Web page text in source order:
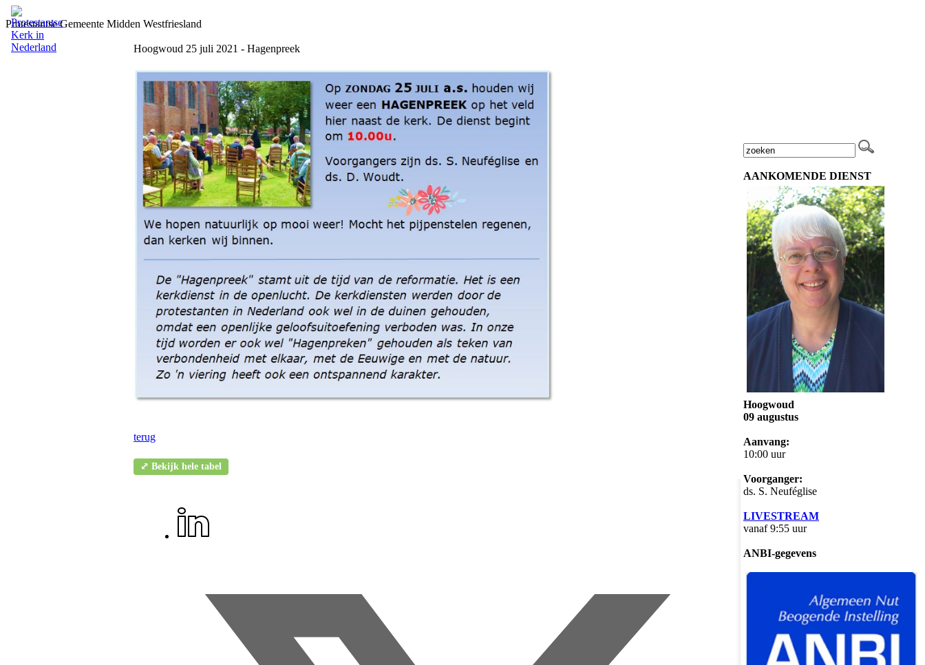
Protestantse Gemeente Midden Westfriesland
Hoogwoud 25 juli 2021 - Hagenpreek
terug
⤢ Bekijk hele tabel
AANKOMENDE DIENST
Hoogwoud
09 augustus
Aanvang:
10:00 uur
Voorganger:
ds. S. Neuféglise
LIVESTREAM
vanaf 9:55 uur
ANBI-gegevens